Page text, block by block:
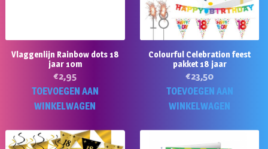
Vlaggenlijn Rainbow dots 18
jaar 10m
€2,95
TOEVOEGEN AAN
WINKELWAGEN
Colourful Celebration feest
pakket 18 jaar
€23,50
TOEVOEGEN AAN
WINKELWAGEN